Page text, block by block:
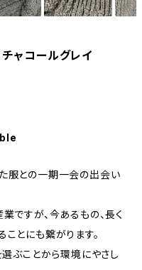
チャコールグレイ
服との一期一会の出会い
ですが、今あるもの、長く
とにも繋がります。
ぶことから環境にやさし